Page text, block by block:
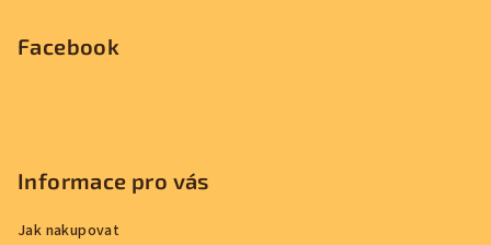
Facebook
Informace pro vás
Jak nakupovat